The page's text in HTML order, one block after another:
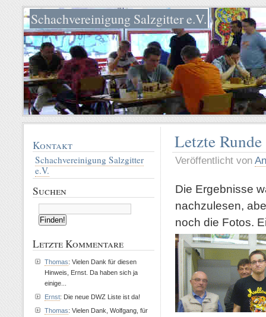
Schachvereinigung Salzgitter e.V.
Letzte
Veröffentlicht von
Die Ergebnisse
nachzulesen,
noch die Fotos.
Kontakt
Schachvereinigung Salzgitter
e.V.
Suchen
Letzte Kommentare
Thomas: Vielen Dank für diesen
Hinweis, Ernst. Da haben sich ja
einige...
Ernst: Die neue DWZ Liste ist da!
Thomas: Vielen Dank, Wolfgang, für